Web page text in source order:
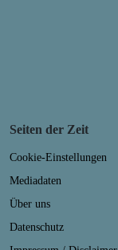
Seiten der Zeit
Cookie-Einstellungen
Mediadaten
Über uns
Datenschutz